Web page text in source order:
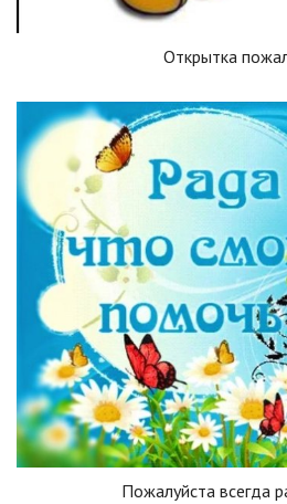
Открытка
Пожалуйста всегда